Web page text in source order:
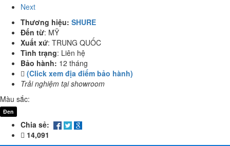
Next
Thương hiệu: SHURE
Đến từ: MỸ
Xuất xứ: TRUNG QUỐC
Tình trạng: Liên hệ
Bảo hành: 12 tháng
(Click xem địa điểm bảo hành)
Trải nghiệm tại showroom
Màu sắc:
Đen
Chia sẻ:
14,091